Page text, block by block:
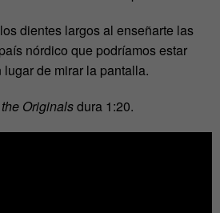
dientes largos al enseñarte las
nórdico que podríamos estar
de mirar la pantalla.
Originalsdura 1:20.